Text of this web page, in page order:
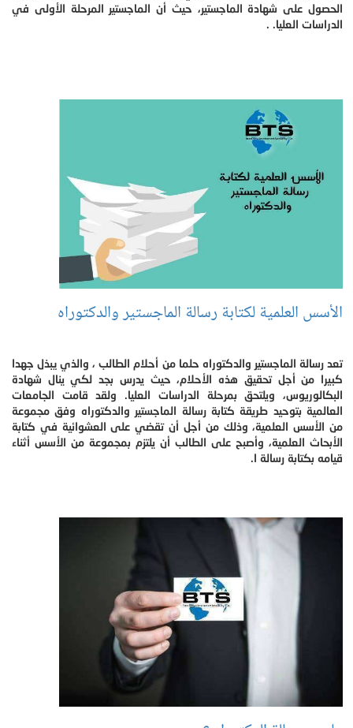
الحصول على شهادة الماجستير، حيث أن الماجستير المرحلة الأولى في
الدراسات العليا. .
الأسس العلمية لكتابة رسالة الماجستير والدكتوراه
تعد رسالة الماجستير والدكتوراه حلما من أحلام الطالب ، والذي يبذل جهدا
كبيرا من أجل تحقيق هذه الأحلام، حيث يدرس بجد لكي ينال شهادة
البكالوريوس، ويلتحق بمرحلة الدراسات العليا. ولقد قامت الجامعات
العالمية بتوحيد طريقة كتابة رسالة الماجستير والدكتوراه وفق مجموعة
من الأسس العلمية، وذلك من أجل أن تقضي على العشوائية في كتابة
الأبحاث العلمية، وأصبح على الطالب أن يلتزم بمجموعة من الأسس أثناء
قيامه بكتابة رسالة ا.